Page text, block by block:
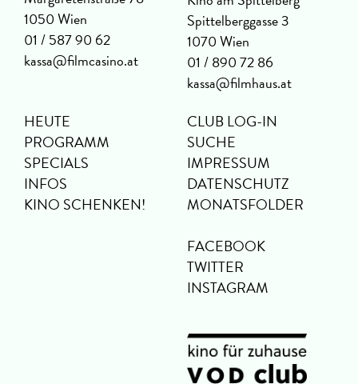
1050 Wien
01 / 587 90 62
kassa@filmcasino.at
Spittelberggasse 3
1070 Wien
01 / 890 72 86
kassa@filmhaus.at
HEUTE
PROGRAMM
SPECIALS
INFOS
KINO SCHENKEN!
CLUB LOG-IN
SUCHE
IMPRESSUM
DATENSCHUTZ
MONATSFOLDER
FACEBOOK
TWITTER
INSTAGRAM